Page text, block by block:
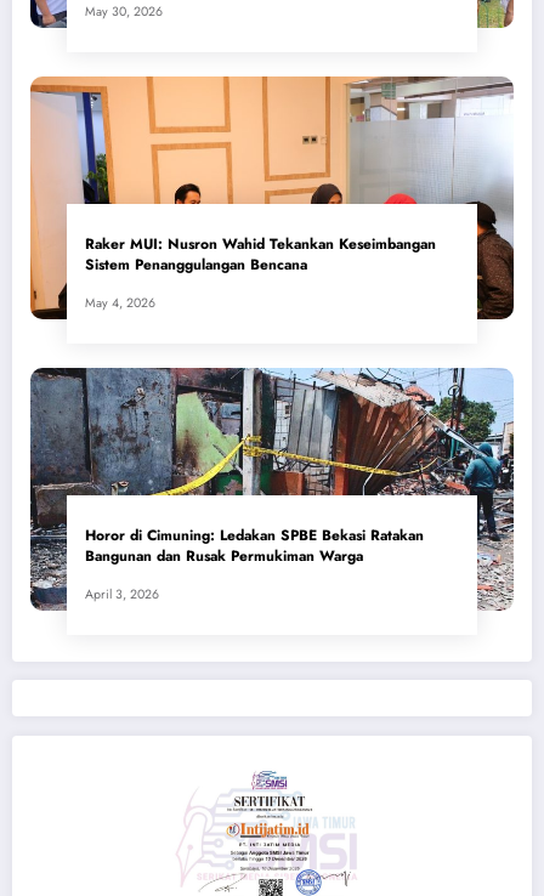
May 30, 2026
​Raker MUI: Nusron Wahid Tekankan Keseimbangan
Sistem Penanggulangan Bencana
May 4, 2026
Horor di Cimuning: Ledakan SPBE Bekasi Ratakan
Bangunan dan Rusak Permukiman Warga
April 3, 2026